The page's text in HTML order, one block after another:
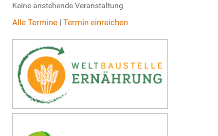
Keine anstehende Veranstaltung
Alle Termine | Termin einreichen